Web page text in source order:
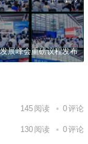
展峰会重磅议程发布
145 阅读 0评论
130 阅读 0评论